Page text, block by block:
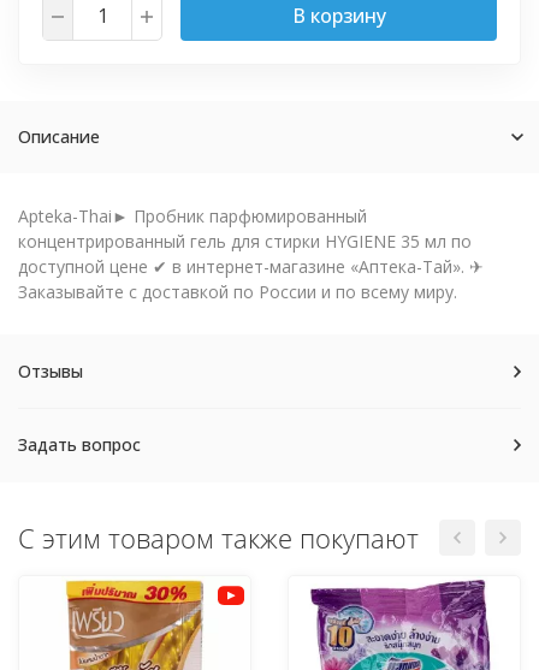
В корзину
Описание
Apteka-Thai► Пробник парфюмированный
концентрированный гель для стирки HYGIENE 35 мл по
доступной цене ✔ в интернет-магазине «Аптека-Тай». ✈
Заказывайте с доставкой по России и по всему миру.
Отзывы
Задать вопрос
С этим товаром также покупают